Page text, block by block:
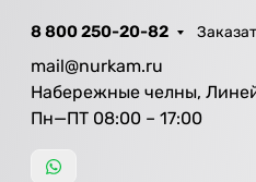
8 800 250-20-82
mail@nurkam.ru
Набережные челны,
Пн—ПТ 08:00 – 17:00